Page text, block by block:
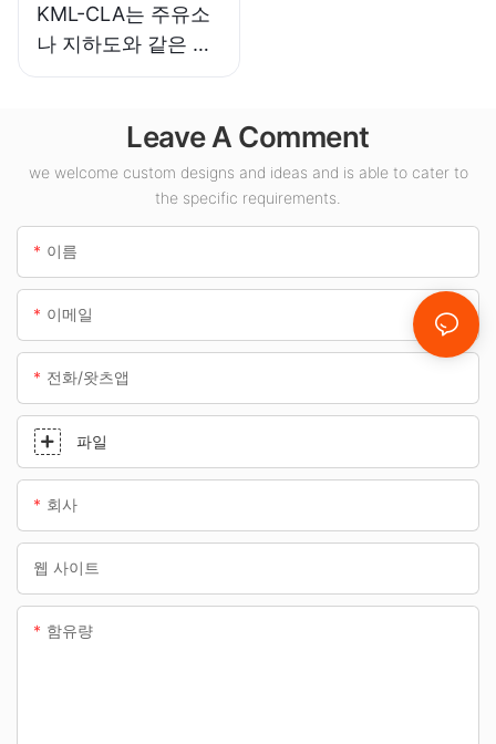
KML-CLA는 주유소
나 지하도와 같은 실
내 공간에 적합한
조명 공급업체입니Leave A Comment
we welcome custom designs and ideas and is able to cater to
the specific requirements.
이름
이메일
전화/왓츠앱
파일
회사
웹 사이트
함유량